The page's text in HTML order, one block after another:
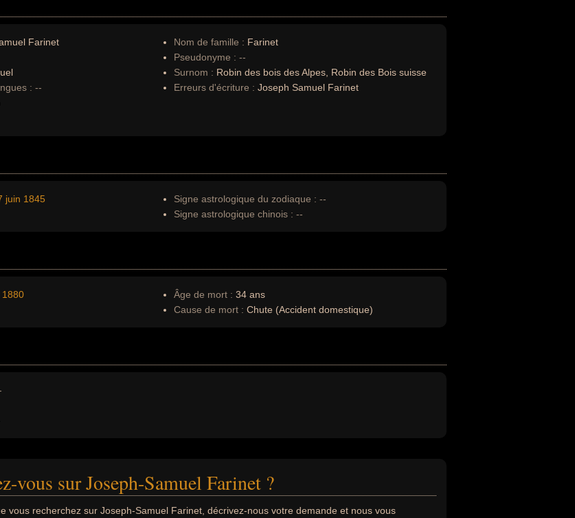
Farinet
: --
Nom de famille : Farinet
Pseudonyme : --
Surnom : Robin des bois des Alpes, Robin des Bois suisse
Erreurs d'écriture : Joseph Samuel Farinet
juin 1845
Signe astrologique du zodiaque : --
Signe astrologique chinois : --
1880
Âge de mort : 34 ans
Cause de mort : Chute (Accident domestique)
vous sur Joseph-Samuel Farinet ?
vous recherchez sur Joseph-Samuel Farinet, décrivez-nous votre demande et nous vous